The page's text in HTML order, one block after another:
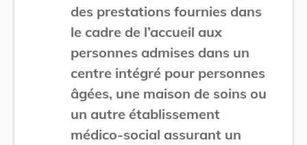
des prestations fournies dans
le cadre de l’accueil aux
personnes admises dans un
centre intégré pour personnes
âgées, une maison de soins ou
un autre établissement
médico-social assurant un